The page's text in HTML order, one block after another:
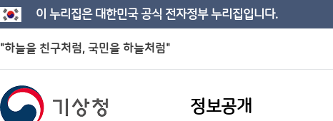
이 누리집은 대한민국 공식 전자정부 누리집입니다.
"하늘을 친구처럼, 국민을 하늘처럼"
정보공개